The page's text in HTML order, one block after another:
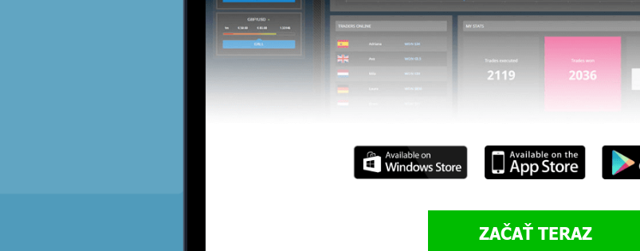
ZAČAŤ TERAZ